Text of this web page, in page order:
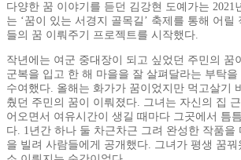
다양한 꿈 이야기를 듣던 김강현 도예가는 2021
는 ‘꿈이 있는 서경지 골목길’ 축제를 통해 어릴
들의 꿈 이뤄주기 프로젝트를 시작했다.
작년에는 여군 중대장이 되고 싶었던 주민의 꿈
군복을 입고 한 해 마을을 잘 살펴달라는 부탁
수여했다. 올해는 화가가 꿈이었지만 먹고살기
췄던 주민의 꿈이 이뤄졌다. 그녀는 자신의 집
어오면서 여유시간이 생길 때마다 그곳에서 틈
다. 1년간 하나 둘 차근차근 그려 완성한 작품을
을 빌려 사람들에게 공개했다. 그녀가 평생 꿈